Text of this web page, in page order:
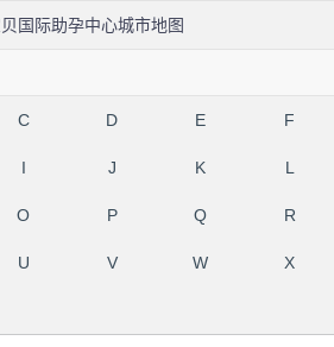
国际助孕中心城市地图
C D E F
I J K L
O P Q R
U V W X